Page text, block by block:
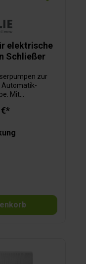
elektrische
Schließer
zur
Automatik-
Mit
1 bar Druck.